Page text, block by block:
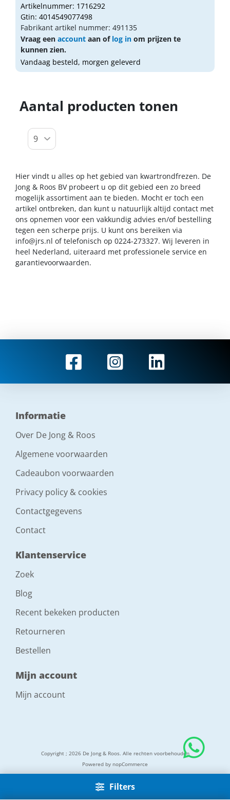
Filters
Artikelnummer: 1716292
Gtin: 4014549077498
Fabrikant artikel nummer: 491135
Vraag een account aan of log in om prijzen te
kunnen zien.
Vandaag besteld, morgen geleverd
Aantal producten tonen
Hier vindt u alles op het gebied van kwartrondfrezen. De
Jong & Roos BV probeert u op dit gebied een zo breed
mogelijk assortiment aan te bieden. Mocht er toch een
artikel ontbreken, dan kunt u natuurlijk altijd contact met
ons opnemen voor een vakkundig advies en/of bestelling
tegen een scherpe prijs. U kunt ons bereiken via
info@jrs.nl of telefonisch op 0224-273327. Wij leveren in
heel Nederland, uiteraard met professionele service en
garantievoorwaarden.
Informatie
Over De Jong & Roos
Algemene voorwaarden
Cadeaubon voorwaarden
Privacy policy & cookies
Contactgegevens
Contact
Klantenservice
Zoek
Blog
Recent bekeken producten
Retourneren
Bestellen
Mijn account
Mijn account
Copyright ; 2026 De Jong & Roos. Alle rechten voorbehouden
Powered by nopCommerce